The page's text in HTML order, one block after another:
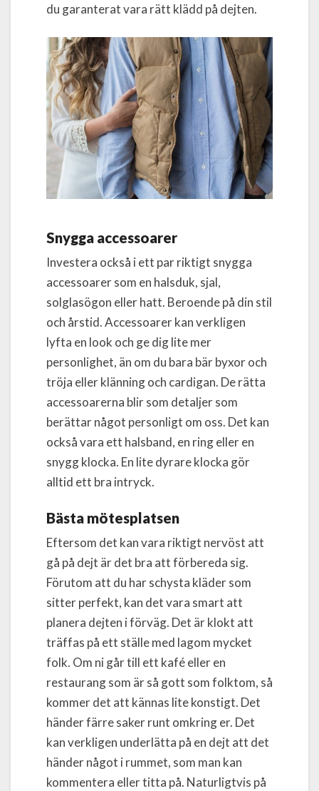
du garanterat vara rätt klädd på dejten.
Snygga accessoarer
Investera också i ett par riktigt snygga
accessoarer som en halsduk, sjal,
solglasögon eller hatt. Beroende på din stil
och årstid. Accessoarer kan verkligen
lyfta en look och ge dig lite mer
personlighet, än om du bara bär byxor och
tröja eller klänning och cardigan. De rätta
accessoarerna blir som detaljer som
berättar något personligt om oss. Det kan
också vara ett halsband, en ring eller en
snygg klocka. En lite dyrare klocka gör
alltid ett bra intryck.
Bästa mötesplatsen
Eftersom det kan vara riktigt nervöst att
gå på dejt är det bra att förbereda sig.
Förutom att du har schysta kläder som
sitter perfekt, kan det vara smart att
planera dejten i förväg. Det är klokt att
träffas på ett ställe med lagom mycket
folk. Om ni går till ett kafé eller en
restaurang som är så gott som folktom, så
kommer det att kännas lite konstigt. Det
händer färre saker runt omkring er. Det
kan verkligen underlätta på en dejt att det
händer något i rummet, som man kan
kommentera eller titta på. Naturligtvis på